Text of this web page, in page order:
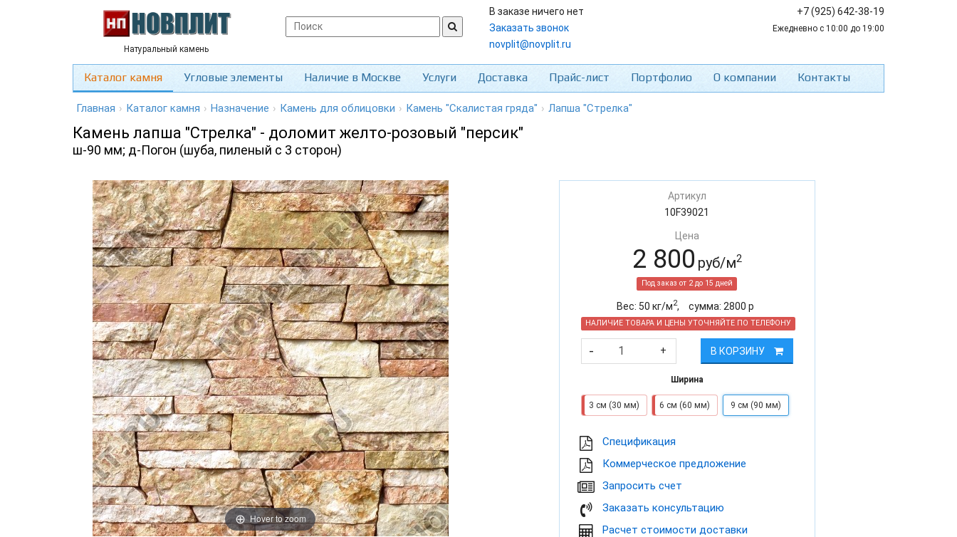
Натуральный камень
В заказе ничего нет
Заказать звонок
novplit@novplit.ru
+7 (925) 642-38-19
Ежедневно с 10:00 до 19:00
Каталог камня Угловые элементы Наличие в Москве Услуги Доставка Прайс-лист Портфолио О компании Контакты
Главная › Каталог камня › Назначение › Камень для облицовки › Камень "Скалистая гряда" › Лапша "Стрелка"
Камень лапша "Стрелка" - доломит желто-розовый "персик"
ш-90 мм; д-Погон (шуба, пиленый с 3 сторон)
Hover to zoom
Артикул
10F39021
Цена
2 800 руб/м2
Под заказ от 2 до 15 дней
Вес: 50 кг/м2, cумма: 2800 р
НАЛИЧИЕ ТОВАРА И ЦЕНЫ УТОЧНЯЙТЕ ПО ТЕЛЕФОНУ
- + В КОРЗИНУ
Ширина
3 см (30 мм) 6 см (60 мм) 9 см (90 мм)
Cпецификация
Коммерческое предложение
Запросить счет
Заказать консультацию
Расчет стоимости доставки